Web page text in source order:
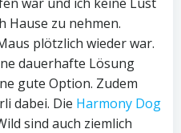
Hause zu nehmen.
plötzlich wieder war.
dauerhafte Lösung
gute Option. Zudem
dabei. Die Harmony Dog
sind auch ziemlich